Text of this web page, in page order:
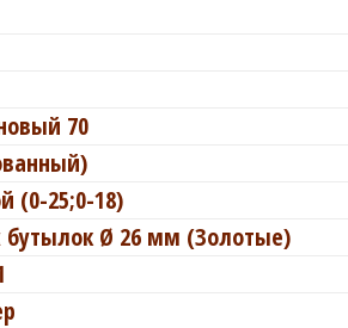
70
(0-25;0-18)
бутылок Ø 26 мм (Золотые)